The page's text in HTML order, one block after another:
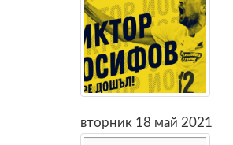
вторник 18 май 2021